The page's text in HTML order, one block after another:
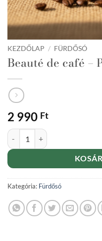
KEZDŐLAP / FÜRDŐSÓ
Beauté de café –
2 990 Ft
Beauté de café – Pörkölt kávés
Kategória: Fürdősó